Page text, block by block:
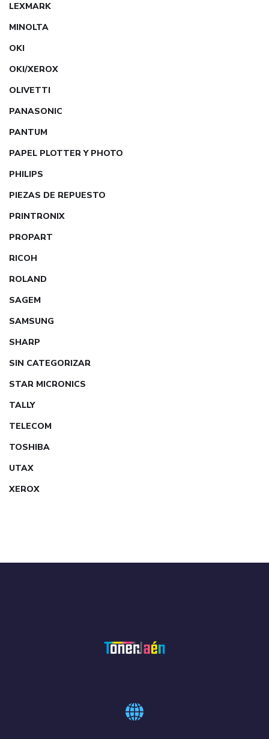
LEXMARK
MINOLTA
OKI
OKI/XEROX
OLIVETTI
PANASONIC
PANTUM
PAPEL PLOTTER Y PHOTO
PHILIPS
PIEZAS DE REPUESTO
PRINTRONIX
PROPART
RICOH
ROLAND
SAGEM
SAMSUNG
SHARP
SIN CATEGORIZAR
STAR MICRONICS
TALLY
TELECOM
TOSHIBA
UTAX
XEROX